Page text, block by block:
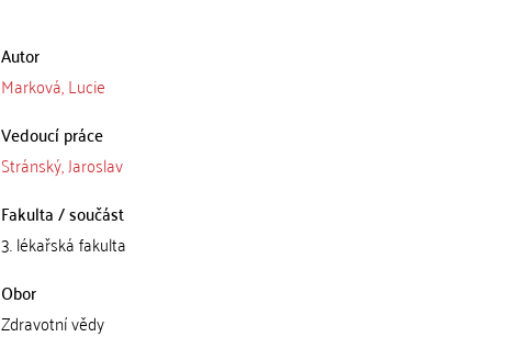
Autor
Marková, Lucie
Vedoucí práce
Stránský, Jaroslav
Fakulta / součást
3. lékařská fakulta
Obor
Zdravotní vědy